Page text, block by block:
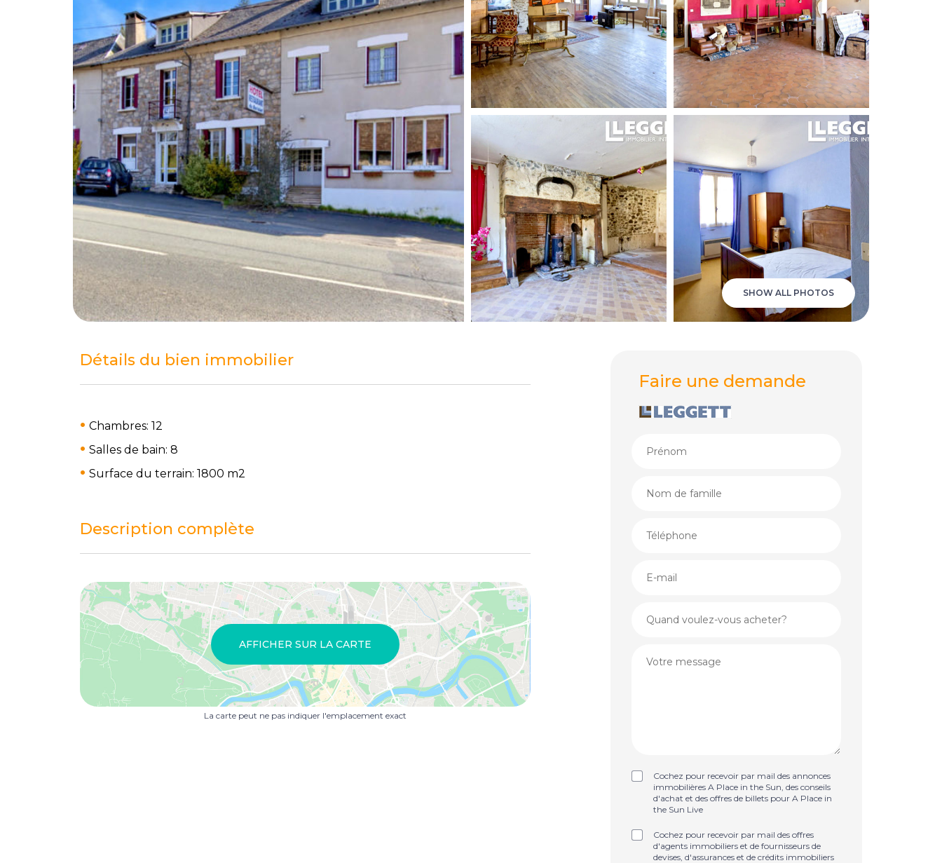
SHOW ALL PHOTOS
Détails du bien immobilier
Chambres: 12
Salles de bain: 8
Surface du terrain: 1800 m2
Description complète
AFFICHER SUR LA CARTE
La carte peut ne pas indiquer l'emplacement exact
Faire une demande
Cochez pour recevoir par mail des annonces
immobilières A Place in the Sun, des conseils
d'achat et des offres de billets pour A Place in
the Sun Live
Cochez pour recevoir par mail des offres
d'agents immobiliers et de fournisseurs de
devises, d'assurances et de crédits immobiliers